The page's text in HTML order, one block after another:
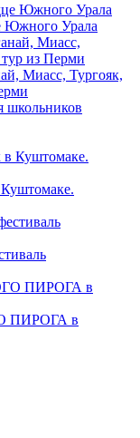
Урала
Миасс, Тургояк,
школьников
ПИРОГА в